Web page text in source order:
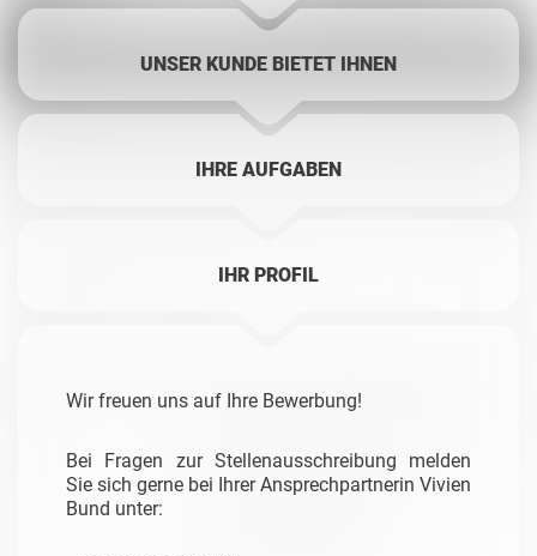
UNSER KUNDE BIETET IHNEN
IHRE AUFGABEN
IHR PROFIL
Wir freuen uns auf Ihre Bewerbung!
Bei Fragen zur Stellenausschreibung melden
Sie sich gerne bei Ihrer Ansprechpartnerin Vivien
Bund unter: